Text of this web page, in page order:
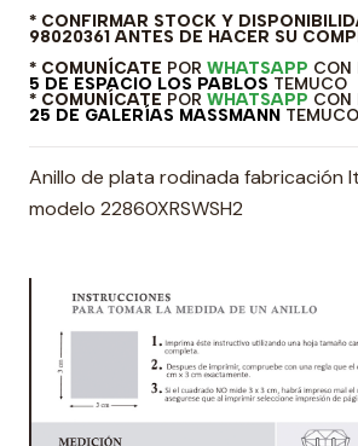
* CONFIRMAR STOCK Y
98020361 ANTES DE HACER SU
* COMUNÍCATE POR WHATSAPP CON
5 DE ESPACIO LOS PABLOS TEMUCO
* COMUNÍCATE POR WHATSAPP CON
25 DE GALERÍAS MASSMANN TEMUCO
Anillo de plata rodinada fabricación
modelo 22860XRSWSH2